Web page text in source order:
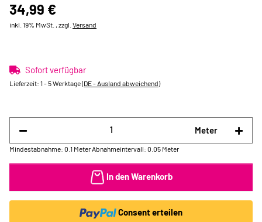
34,99 €
inkl. 19% MwSt. , zzgl. Versand
Sofort verfügbar
Lieferzeit: 1 - 5 Werktage(DE - Ausland abweichend)
Meter
Mindestabnahme: 0.1 Meter Abnahmeintervall: 0.05 Meter
In den Warenkorb
Consent erteilen